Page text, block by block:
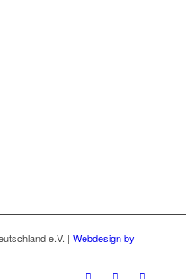
e.V. | Webdesign by